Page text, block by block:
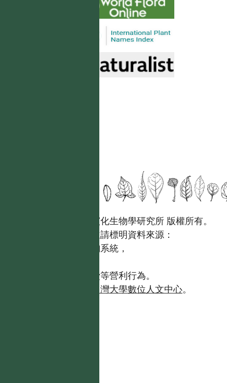
國立台灣大學生態學與演化生物學研究所 版權所有。
歡迎引用本網站資料，並請標明資料來源：
【台灣植物資訊整合查詢系統，
且不得有收取資料查詢費等營利行為。
台灣大學數位人文中心。